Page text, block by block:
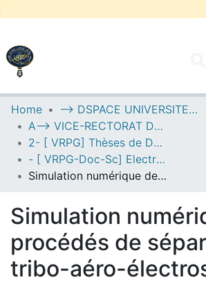
UNIVERSITY OF D.L SIDI BEL
Communities & Collections
All of DSpace
Statistics
Home
--> DSPACE UNIVERSITE DJILALLI LIABES DE SIDI BEL ABBES
A--> VICE-RECTORAT DE LA POST-GRADUATION
2- [ VRPG] Thèses de Doctorat en Sciences
- [ VRPG-Doc-Sc] Electrotechnique --- كهروتقني
Simulation numérique des procédés de séparation tribo-aéro-électrostatique
Simulation
procédés de
tribo-aéro-